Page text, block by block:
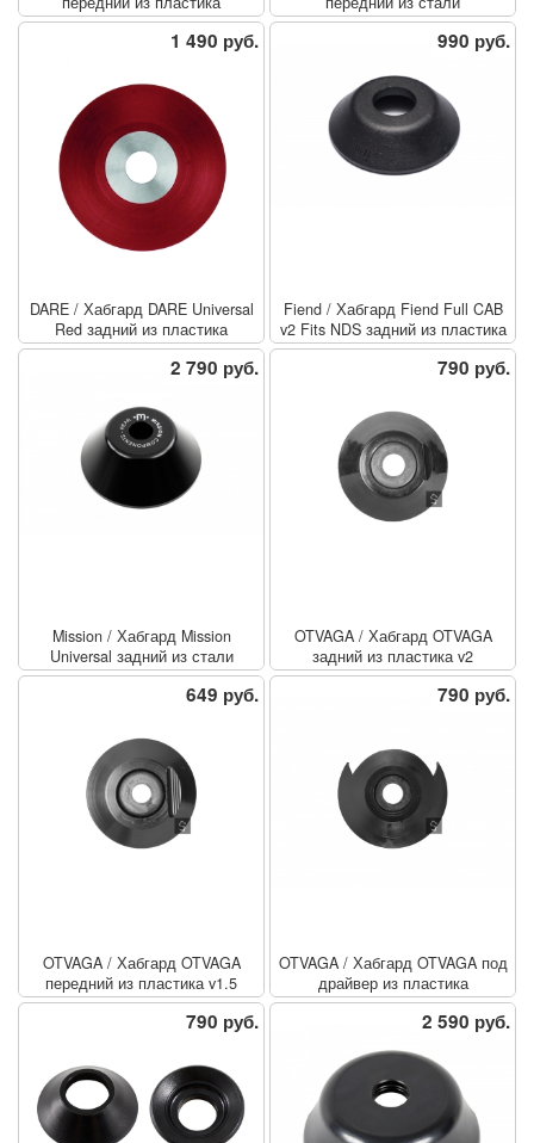
1 490 руб.
DARE/ Хабгард DARE Universal
Red задний из пластика
990 руб.
Fiend/ Хабгард Fiend Full CAB
v2 Fits NDS задний из пластика
2 790 руб.
Mission/ Хабгард Mission
Universal задний из стали
790 руб.
OTVAGA/ Хабгард OTVAGA
задний из пластика v2
649 руб.
OTVAGA/ Хабгард OTVAGA
передний из пластика v1.5
790 руб.
OTVAGA/ Хабгард OTVAGA под
драйвер из пластика
790 руб. 2 590 руб.